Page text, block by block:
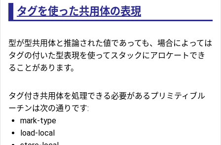
タグを使った共用体の表現
型が型共用体と推論された値であっても、場合によっては
タグの付いた型表現を使ってスタックにアロケートでき
ることがあります。
タグ付き共用体を処理できる必要があるプリミティブル
ーチンは次の通りです:
mark-type
load-local